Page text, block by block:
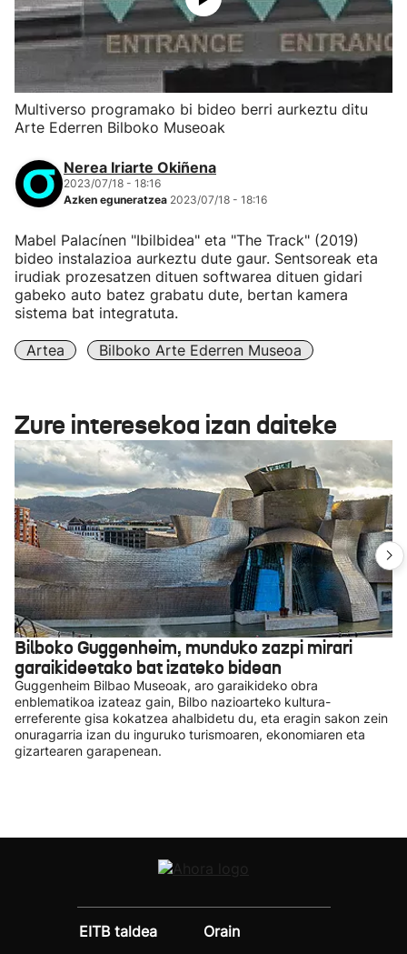
Multiverso programako bi bideo berri aurkeztu ditu
Arte Ederren Bilboko Museoak
Nerea Iriarte Okiñena
2023/07/18 - 18:16
Azken eguneratzea 2023/07/18 - 18:16
Mabel Palacínen "Ibilbidea" eta "The Track" (2019)
bideo instalazioa aurkeztu dute gaur. Sentsoreak eta
irudiak prozesatzen dituen softwarea dituen gidari
gabeko auto batez grabatu dute, bertan kamera
sistema bat integratuta.
Artea Bilboko Arte Ederren Museoa
Zure interesekoa izan daiteke
Bilboko Guggenheim, munduko zazpi mirari
garaikideetako bat izateko bidean
Guggenheim Bilbao Museoak, aro garaikideko obra
enblematikoa izateaz gain, Bilbo nazioarteko kultura-
erreferente gisa kokatzea ahalbidetu du, eta eragin sakon zein
onuragarria izan du inguruko turismoaren, ekonomiaren eta
gizartearen garapenean.
EITB taldea
Orain